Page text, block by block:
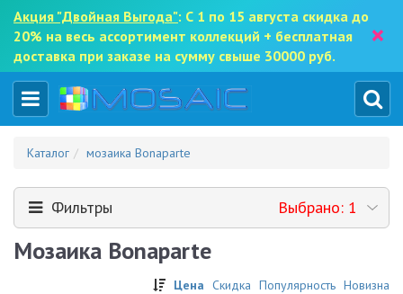
Акция "Двойная Выгода": С 1 по 15 августа скидка до
20% на весь ассортимент коллекций + бесплатная
доставка при заказе на сумму свыше 30000 руб.
×
Каталог мозаика Bonaparte
Фильтры Выбрано: 1
Мозаика Bonaparte
Цена Скидка Популярность Новизна